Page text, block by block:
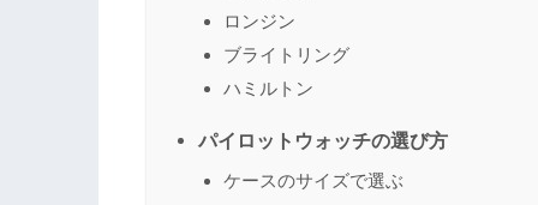
ロンジン
ブライトリング
ハミルトン
パイロットウォッチの選び方
ケースのサイズで選ぶ